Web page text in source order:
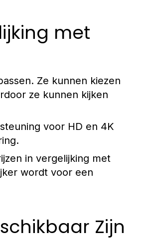
met
Ze kunnen kiezen
ze kunnen kijken
voor HD en 4K
in vergelijking met
wordt voor een
Zijn